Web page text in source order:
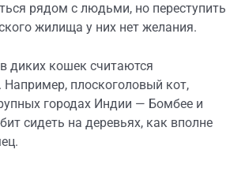
рядом с людьми, но переступить
жилища у них нет желания.
диких кошек считаются
плоскоголовый кот,
городах Индии — Бомбее и
сидеть на деревьях, как вполне